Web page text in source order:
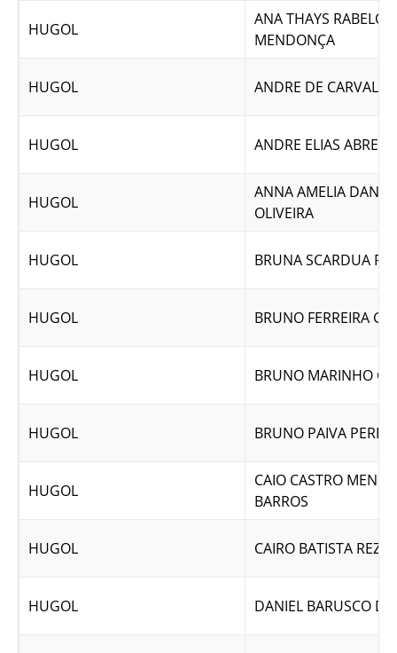
HUGOL
ANA THAYS RABELO
MENDONÇA
HUGOL ANDRE DE
HUGOL ANDRE ELIAS ABREU
HUGOL
ANNA AMELIA
OLIVEIRA
HUGOL BRUNA SCARDUA
HUGOL BRUNO FERREIRA
HUGOL BRUNO MARINHO
HUGOL BRUNO PAIVA
HUGOL
CAIO CASTRO
BARROS
HUGOL CAIRO BATISTA
HUGOL DANIEL BARUSCO